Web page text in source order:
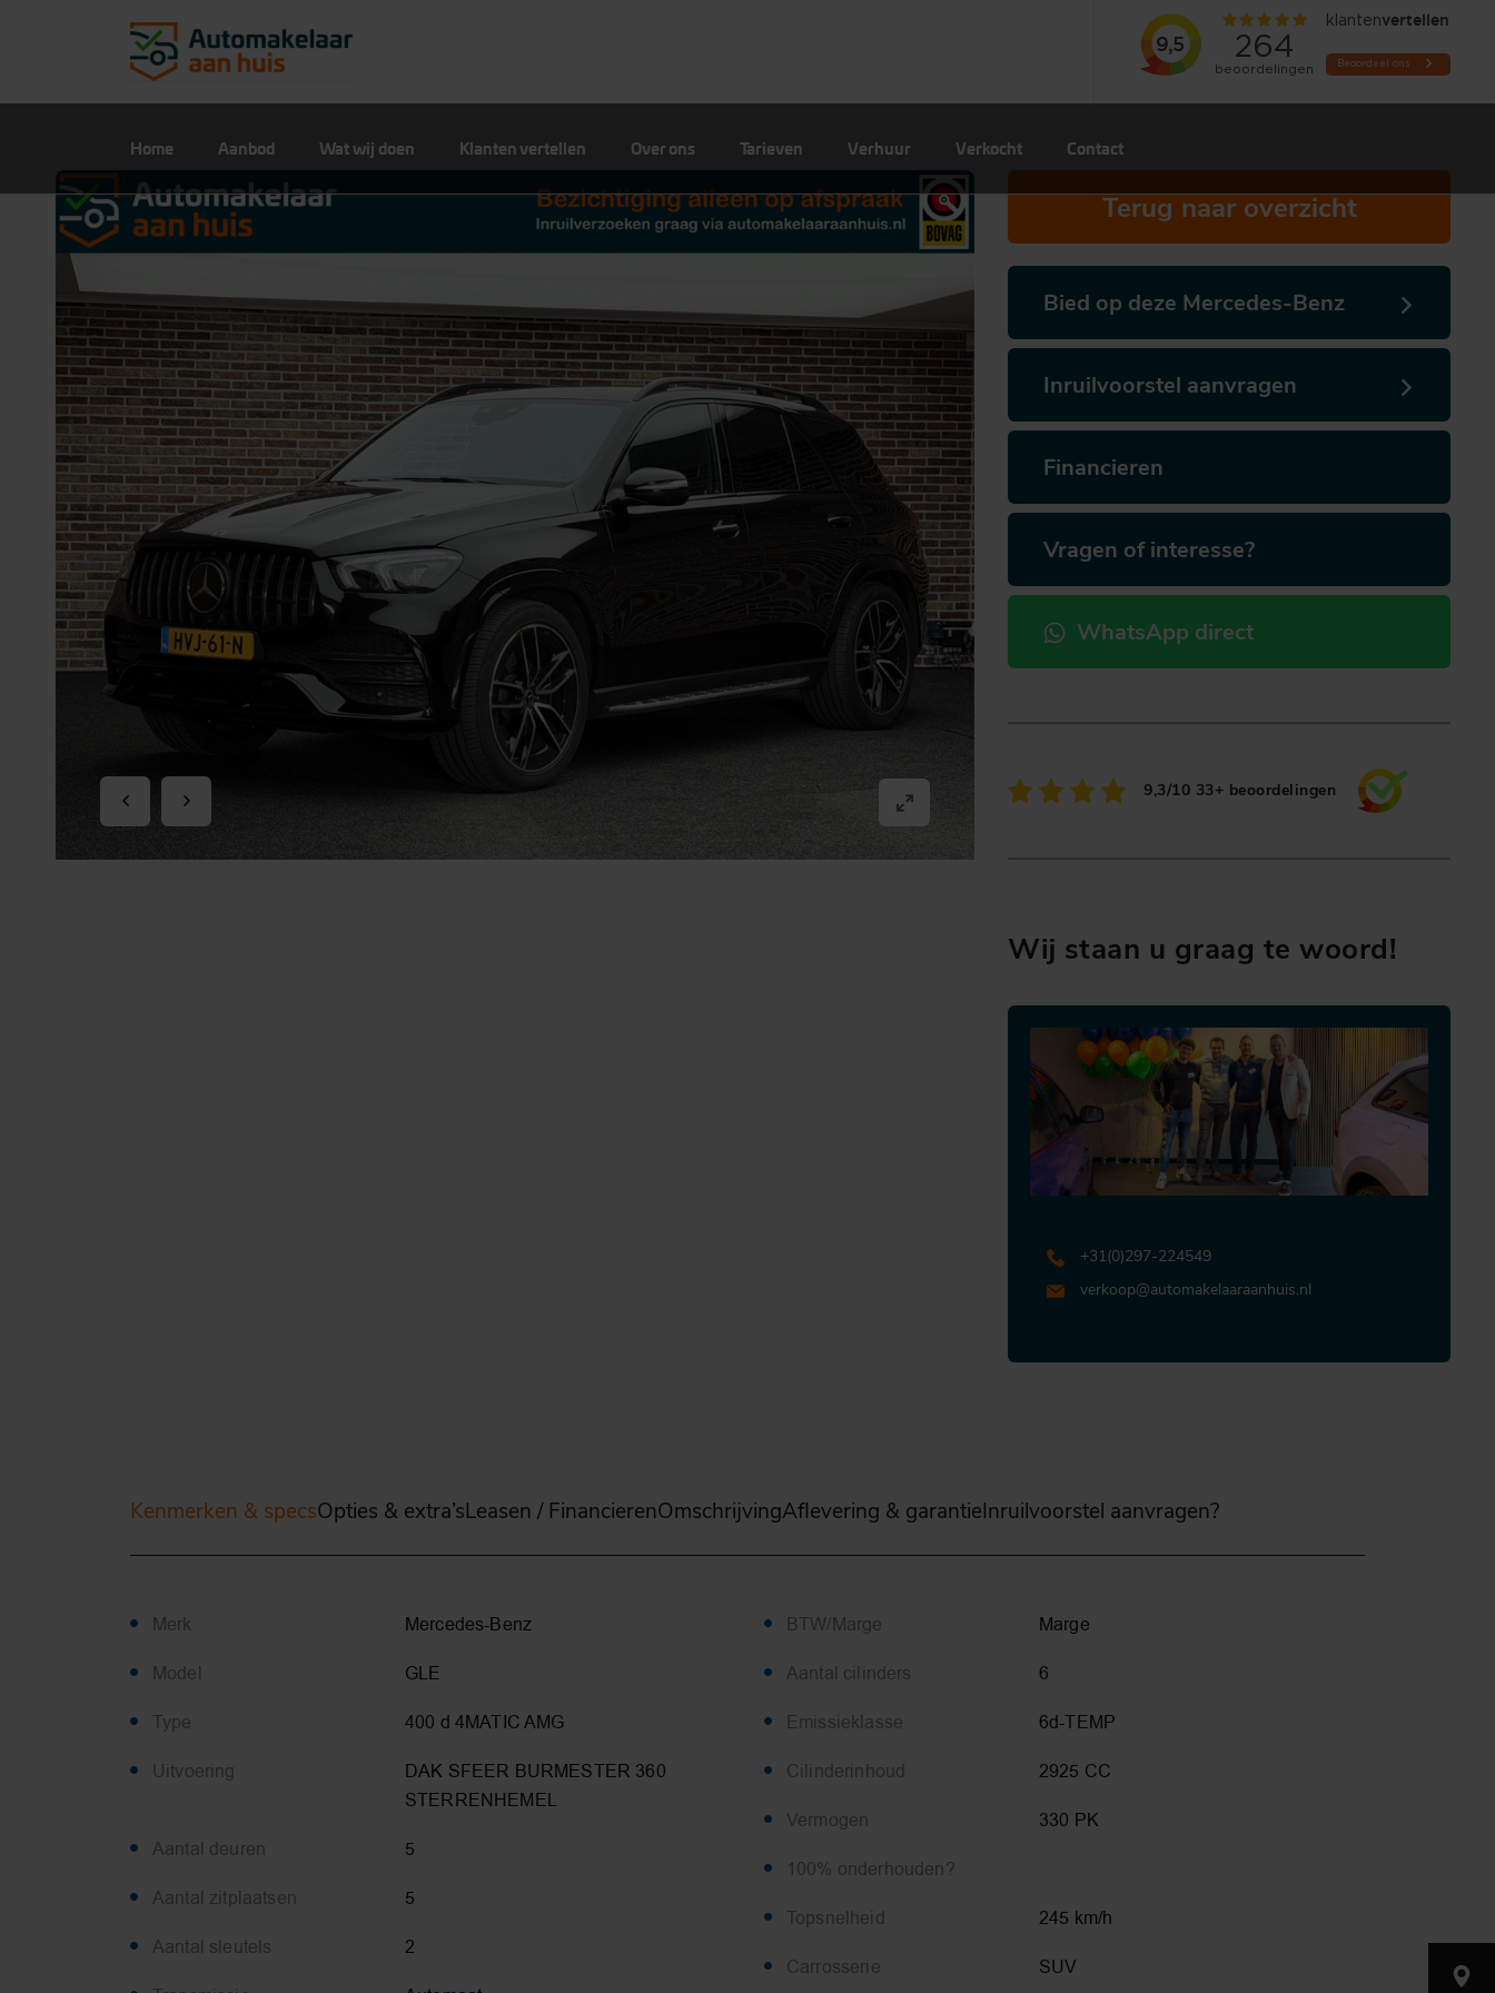
Home Aanbod Wat wij doen Klanten vertellen Over ons Tarieven Verhuur Verkocht Contact
Terug naar overzicht
Bied op deze Mercedes-Benz
Inruilvoorstel aanvragen
Financieren
Vragen of interesse?
WhatsApp direct
9,3/10 33+ beoordelingen
Wij staan u graag te woord!
+31 (0)297-224549
verkoop@automakelaaraanhuis.nl
Kenmerken & specsOpties & extra’sLeasen / FinancierenOmschrijvingAflevering & garantieInruilvoorstel aanvragen?
Merk
Mercedes-Benz
Model
GLE
Type
400 d 4MATIC AMG
Uitvoering
DAK SFEER BURMESTER 360
STERRENHEMEL
Aantal deuren
5
Aantal zitplaatsen
5
Aantal sleutels
2
BTW/Marge
Marge
Aantal cilinders
6
Emissieklasse
6d-TEMP
Cilinderinhoud
2925 CC
Vermogen
330 PK
100% onderhouden?
Topsnelheid
245 km/h
Carrosserie
SUV